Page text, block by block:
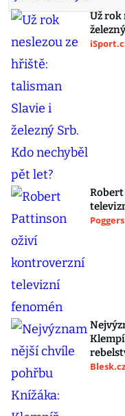
Už rok
Poggers
Blesk.cz